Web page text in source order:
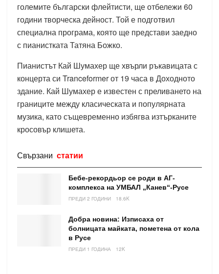
големите български флейтисти, ще отбележи 60
години творческа дейност. Той е подготвил
специална програма, която ще представи заедно
с пианистката Татяна Божко.
Пианистът Кай Шумахер ще хвърли ръкавицата с
концерта си Tranceformer от 19 часа в Доходното
здание. Кай Шумахер е известен с преливането на
границите между класическата и популярната
музика, като същевременно избягва изтърканите
кросовър клишета.
Свързани статии
Бебе-рекордьор се роди в АГ-
комплекса на УМБАЛ „Канев“-Русе
ПРЕДИ 2 ГОДИНИ 18.6K
Добра новина: Изписаха от
болницата майката, пометена от кола
в Русе
ПРЕДИ 1 ГОДИНА 12K